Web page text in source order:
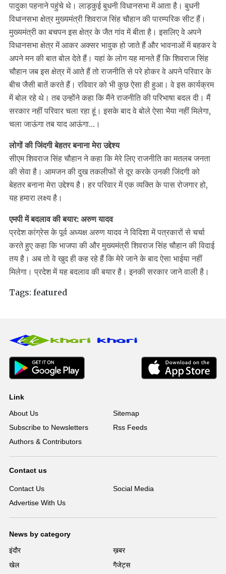
पादुका पहनाने पहुंचे थे। लाड़कुई बुधनी विधानसभा में आता है। बुधनी
विधानसभा क्षेत्र मुख्यमंत्री शिवराज सिंह चौहान की पारम्परिक सीट हैं।
मुख्यमंत्री का बचपन इस क्षेत्र के जैत गांव में बीता है। इसलिए वे अपने
विधानसभा क्षेत्र में आकर अक्सर भावुक हो जाते हैं और भावनाओं में बहकर वे
अपने मन की बात बोल देते हैं। यहां के लोग यह मानते हैं कि शिवराज सिंह
चौहान जब इस क्षेत्र में आते हैं तो राजनीति से परे होकर वे अपने परिवार के
बीच जैसी बातें करते हैं। रविवार को भी कुछ ऐसा ही हुआ। वे इस कार्यक्रम
में बोल रहे थे। तब उन्होंने कहा कि मैंने राजनीति की परिभाषा बदल दी। मैं
सरकार नहीं परिवार चला रहा हूं। इसके बाद वे बोले ऐसा भैया नहीं मिलेगा,
चला जाऊंगा तब याद आऊंगा…।
लोगों की जिंदगी बेहतर बनाना मेरा उद्देश्य
सीएम शिवराज सिंह चौहान ने कहा कि मेरे लिए राजनीति का मतलब जनता
की सेवा है। आमजन की दुख तकलीफों से दूर करके उनकी जिंदगी को
बेहतर बनाना मेरा उद्देश्य है। हर परिवार में एक व्यक्ति के पास रोजगार हो,
यह हमारा लक्ष्य है।
एमपी में बदलाव की बयार: अरुण यादव
प्रदेश कांग्रेस के पूर्व अध्यक्ष अरुण यादव ने विदिशा में पत्रकारों से चर्चा
करते हुए कहा कि भाजपा की और मुख्यमंत्री शिवराज सिंह चौहान की विदाई
तय है। अब तो वे खुद ही कह रहे हैं कि मेरे जाने के बाद ऐसा भाईया नहीं
मिलेगा। प्रदेश में यह बदलाव की बयार है। इनकी सरकार जाने वाली है।
Tags: featured
Link
About Us
Sitemap
Subscribe to Newsletters
Rss Feeds
Authors & Contributors
Contact us
Contact Us
Social Media
Advertise With Us
News by category
इंदौर
ख़बर
खेल
गैजेट्स